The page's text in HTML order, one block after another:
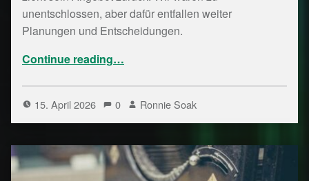
unentschlossen, aber dafür entfallen weiter
Planungen und Entscheidungen.
Continue reading…
15. April 2026 0 Ronnie Soak